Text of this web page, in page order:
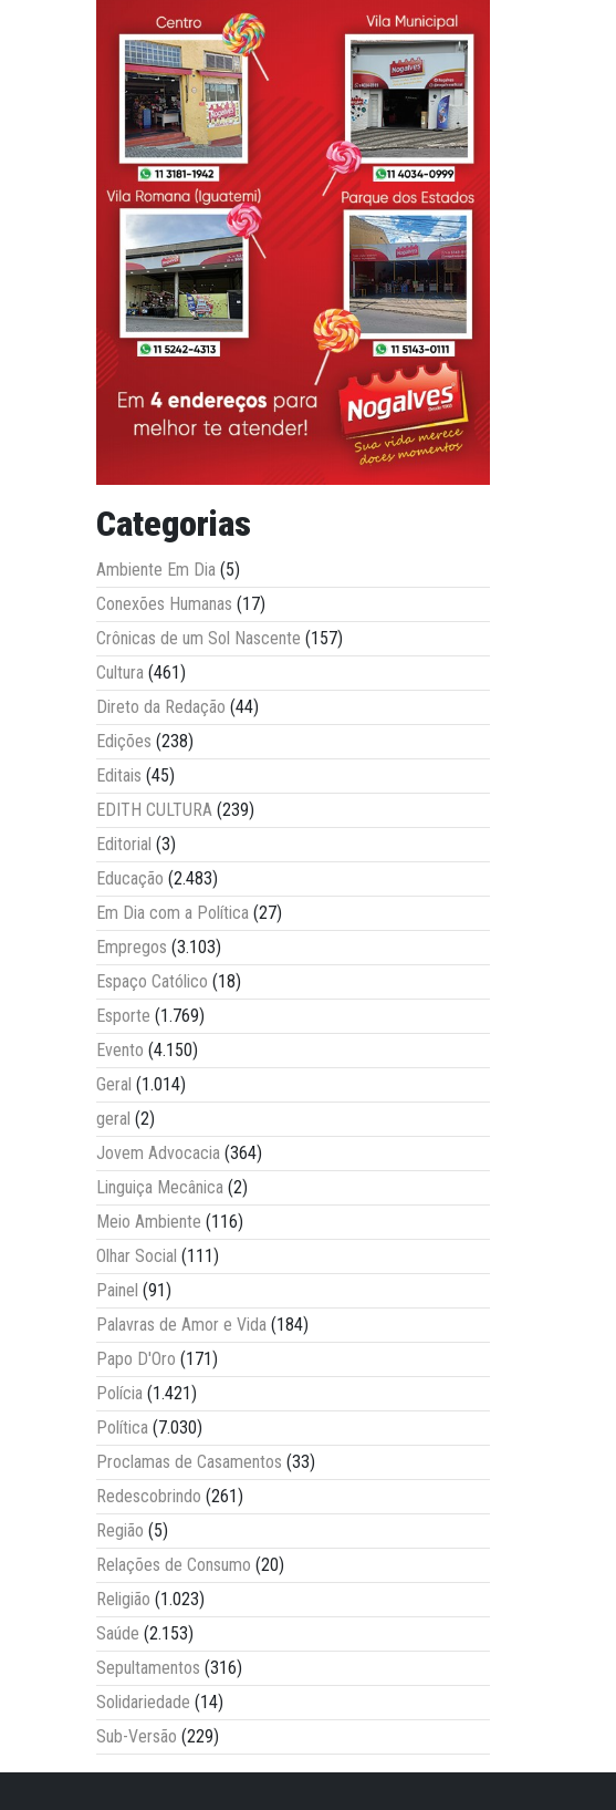
Categorias
Ambiente Em Dia (5)
Conexões Humanas (17)
Crônicas de um Sol Nascente (157)
Cultura (461)
Direto da Redação (44)
Edições (238)
Editais (45)
EDITH CULTURA (239)
Editorial (3)
Educação (2.483)
Em Dia com a Política (27)
Empregos (3.103)
Espaço Católico (18)
Esporte (1.769)
Evento (4.150)
Geral (1.014)
geral (2)
Jovem Advocacia (364)
Linguiça Mecânica (2)
Meio Ambiente (116)
Olhar Social (111)
Painel (91)
Palavras de Amor e Vida (184)
Papo D'Oro (171)
Polícia (1.421)
Política (7.030)
Proclamas de Casamentos (33)
Redescobrindo (261)
Região (5)
Relações de Consumo (20)
Religião (1.023)
Saúde (2.153)
Sepultamentos (316)
Solidariedade (14)
Sub-Versão (229)